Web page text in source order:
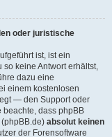
oder juristische
ist, ist ein
keine Antwort erhältst,
dazu eine
einem kostenlosen
— den Support oder
beachte, dass phpBB
absolut keinen
der Forensoftware